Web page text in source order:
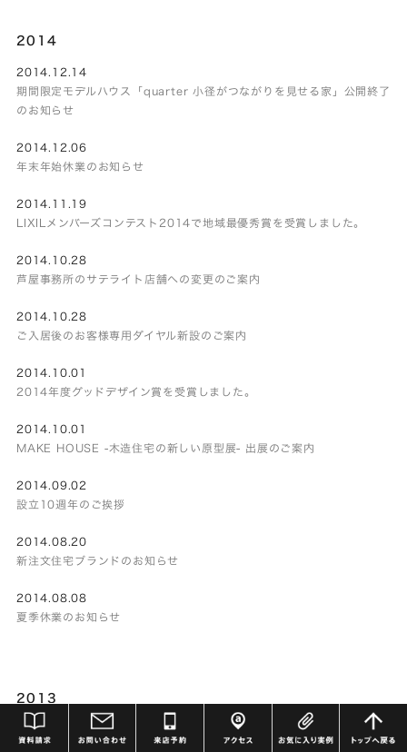
2014
2014.12.14
期間限定モデルハウス「quarter 小径がつながりを見せる家」公開終了
のお知らせ
2014.12.06
年末年始休業のお知らせ
2014.11.19
LIXILメンバーズコンテスト2014で地域最優秀賞を受賞しました。
2014.10.28
芦屋事務所のサテライト店舗への変更のご案内
2014.10.28
ご入居後のお客様専用ダイヤル新設のご案内
2014.10.01
2014年度グッドデザイン賞を受賞しました。
2014.10.01
MAKE HOUSE -木造住宅の新しい原型展- 出展のご案内
2014.09.02
設立10週年のご挨拶
2014.08.20
新注文住宅ブランドのお知らせ
2014.08.08
夏季休業のお知らせ
2013
2013.12.05